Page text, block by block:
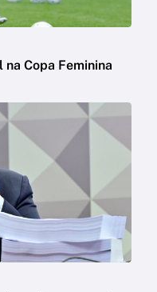
Copa Feminina